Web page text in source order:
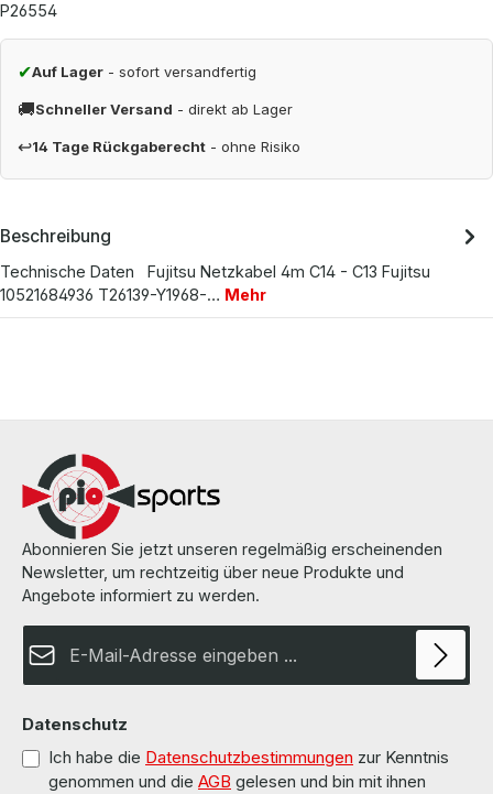
P26554
✔Auf Lager - sofort versandfertig
🚚Schneller Versand - direkt ab Lager
↩14 Tage Rückgaberecht - ohne Risiko
Beschreibung
Technische Daten Fujitsu Netzkabel 4m C14 - C13 Fujitsu
10521684936 T26139-Y1968-… Mehr
Abonnieren Sie jetzt unseren regelmäßig erscheinenden
Newsletter, um rechtzeitig über neue Produkte und
Angebote informiert zu werden.
Datenschutz
Ich habe die Datenschutzbestimmungen zur Kenntnis
genommen und die AGB gelesen und bin mit ihnen